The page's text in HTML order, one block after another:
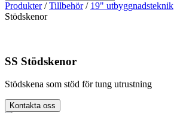
Produkter/Tillbehör/ 19" utbyggnadsteknik
Stödskenor
SS Stödskenor
Stödskena som stöd för tung utrustning
Kontakta oss